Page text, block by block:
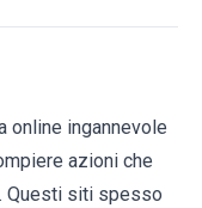
online ingannevole
azioni che
Questi siti spesso